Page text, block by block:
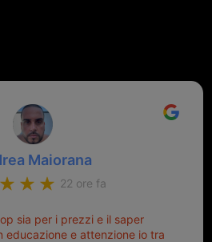
Maiorana
22 ore fa
sia per i prezzi e il saper
educazione e attenzione io tra